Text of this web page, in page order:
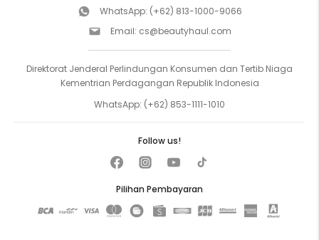
WhatsApp: (+62) 813-1000-9066
Email: cs@beautyhaul.com
Direktorat Jenderal Perlindungan Konsumen dan Tertib Niaga
Kementrian Perdagangan Republik Indonesia
WhatsApp: (+62) 853-1111-1010
Pilihan Pembayaran
Follow us!